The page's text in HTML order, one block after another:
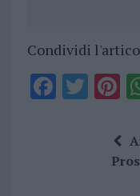
Condividi
F T